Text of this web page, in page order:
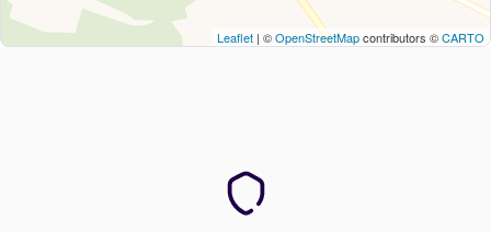
Leaflet | ©OpenStreetMapcontributors ©CARTO